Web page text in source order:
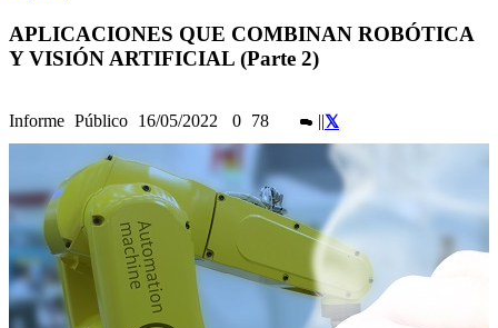
APLICACIONES QUE COMBINAN ROBÓTICA
Y VISIÓN ARTIFICIAL (Parte 2)
Informe Público 16/05/2022 0 78 ||